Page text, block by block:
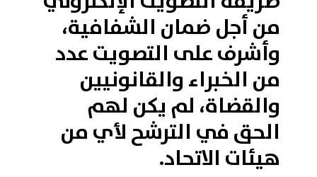
من أجل ضمان الشفافية،
وأشرف على التصويت عدد
من الخبراء والقانونيين
والقضاة، لم يكن لهم
الحق في الترشح لأي من
هيئات الاتحاد.